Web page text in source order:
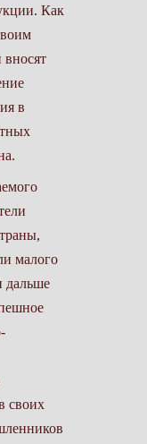
Как
вносят
в
малого
дальше
своих